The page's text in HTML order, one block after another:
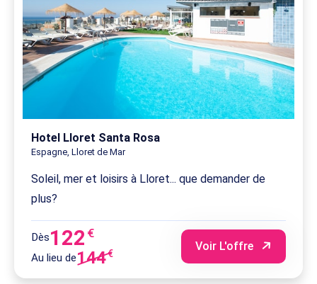
Hotel Lloret Santa Rosa
Espagne, Lloret de Mar
Soleil, mer et loisirs à Lloret... que demander de
plus?
Dès122 €
Au lieu de144€
Voir L'offre